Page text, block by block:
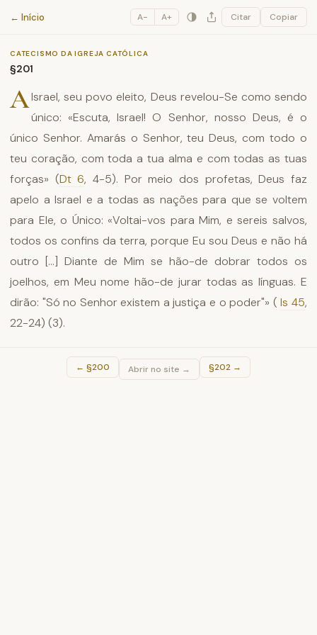
Catecismo da Igreja Católica
← Início A− A+ Citar Copiar
CATECISMO DA IGREJA CATÓLICA
§201
AIsrael, seu povo eleito, Deus revelou-Se como sendo
único: «Escuta, Israel! O Senhor, nosso Deus, é o
único Senhor. Amarás o Senhor, teu Deus, com todo o
teu coração, com toda a tua alma e com todas as tuas
forças» (Dt 6, 4-5). Por meio dos profetas, Deus faz
apelo a Israel e a todas as nações para que se voltem
para Ele, o Único: «Voltai-vos para Mim, e sereis salvos,
todos os confins da terra, porque Eu sou Deus e não há
outro [...] Diante de Mim se hão-de dobrar todos os
joelhos, em Meu nome hão-de jurar todas as línguas. E
dirão: "Só no Senhor existem a justiça e o poder"» (Is 45,
22-24) (3).
← §200 Abrir no site → §202 →